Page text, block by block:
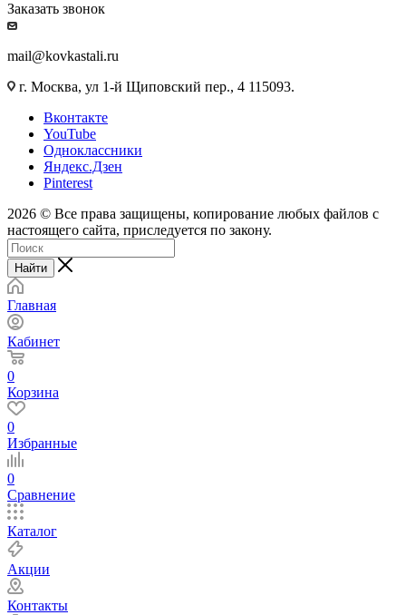
Заказать звонок
mail@kovkastali.ru
г. Москва, ул 1-й Щиповский пер., 4 115093.
Вконтакте
YouTube
Одноклассники
Яндекс.Дзен
Pinterest
2026 © Все права защищены, копирование любых файлов с
настоящего сайта, приследуется по закону.
Найти
Главная
Кабинет
0
Корзина
0
Избранные
0
Сравнение
Каталог
Акции
Контакты